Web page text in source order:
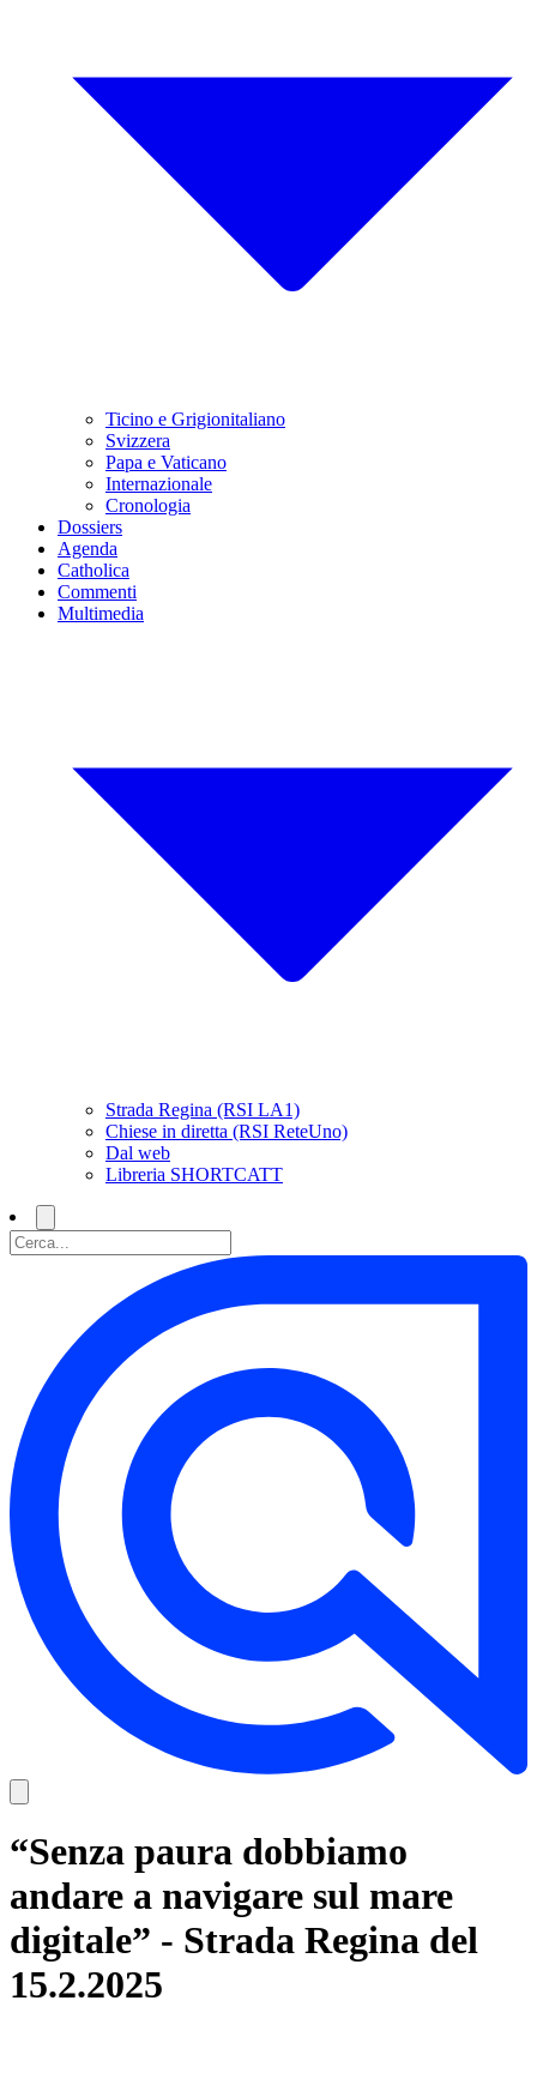
Ticino e Grigionitaliano
Svizzera
Papa e Vaticano
Internazionale
Cronologia
Dossiers
Agenda
Catholica
Commenti
Multimedia
Strada Regina (RSI LA1)
Chiese in diretta (RSI ReteUno)
Dal web
Libreria SHORTCATT
“Senza paura dobbiamo
andare a navigare sul mare
digitale” - Strada Regina del
15.2.2025